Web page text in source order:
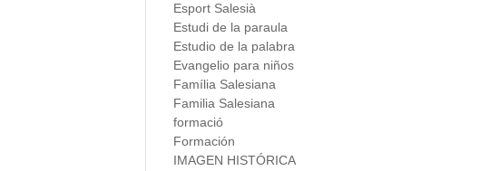
Esport Salesià
Estudi de la paraula
Estudio de la palabra
Evangelio para niños
Família Salesiana
Familia Salesiana
formació
Formación
IMAGEN HISTÓRICA